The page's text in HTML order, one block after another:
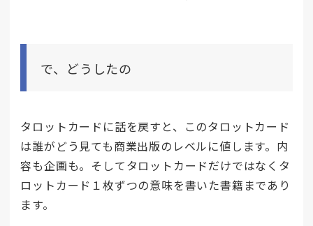
で、どうしたの
タロットカードに話を戻すと、このタロットカード
は誰がどう見ても商業出版のレベルに値します。内
容も企画も。そしてタロットカードだけではなくタ
ロットカード１枚ずつの意味を書いた書籍まであり
ます。